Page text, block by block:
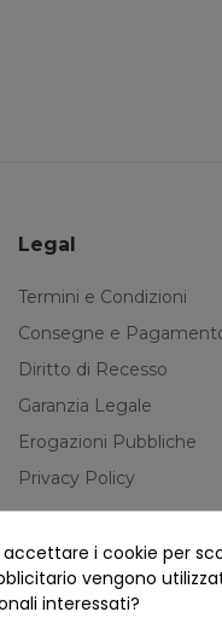
Legal
Termini e Condizioni
Consegne e
Diritto di Recesso
Garanzia Legale
Erogazioni Pubbliche
Privacy Policy
i cookie per
vengono
interessati?